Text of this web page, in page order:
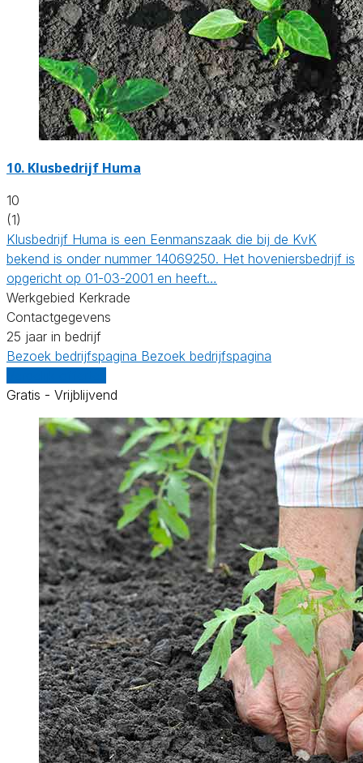
10. Klusbedrijf Huma
10
(1)
Klusbedrijf Huma is een Eenmanszaak die bij de KvK
bekend is onder nummer 14069250. Het hoveniersbedrijf is
opgericht op 01-03-2001 en heeft…
Werkgebied Kerkrade
Contactgegevens
25 jaar in bedrijf
Bezoek bedrijfspagina Bezoek bedrijfspagina
Gratis - Vrijblijvend